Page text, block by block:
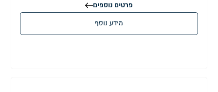
פרטים נוספים
מידע נוסף